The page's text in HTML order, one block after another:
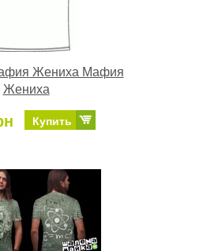
Жениха Мафия
Жениха
Купить